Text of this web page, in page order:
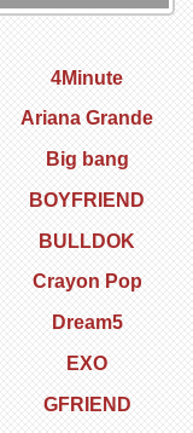
4Minute
Ariana Grande
Big bang
BOYFRIEND
BULLDOK
Crayon Pop
Dream5
EXO
GFRIEND